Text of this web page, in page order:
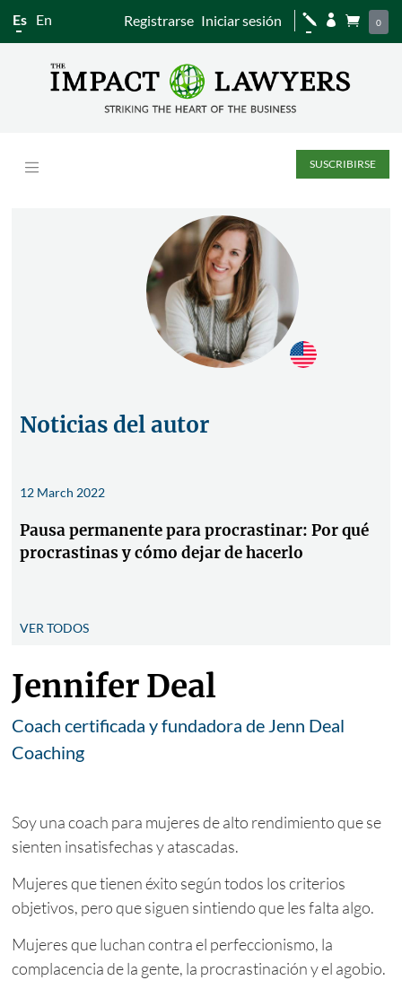
Es En Registrarse Iniciar sesión j   0
SUSCRIBIRSE
Noticias del autor
12 March 2022
Pausa permanente para procrastinar: Por qué
procrastinas y cómo dejar de hacerlo
VER TODOS
Jennifer Deal
Coach certificada y fundadora de Jenn Deal
Coaching
Soy una coach para mujeres de alto rendimiento que se
sienten insatisfechas y atascadas.
Mujeres que tienen éxito según todos los criterios
objetivos, pero que siguen sintiendo que les falta algo.
Mujeres que luchan contra el perfeccionismo, la
complacencia de la gente, la procrastinación y el agobio.